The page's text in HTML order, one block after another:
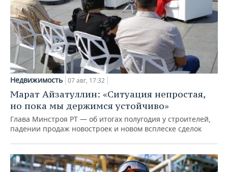
Недвижимость 07 авг, 17:32
Марат Айзатуллин: «Ситуация непростая,
но пока мы держимся устойчиво»
Глава Минстроя РТ — об итогах полугодия у строителей,
падении продаж новостроек и новом всплеске сделок